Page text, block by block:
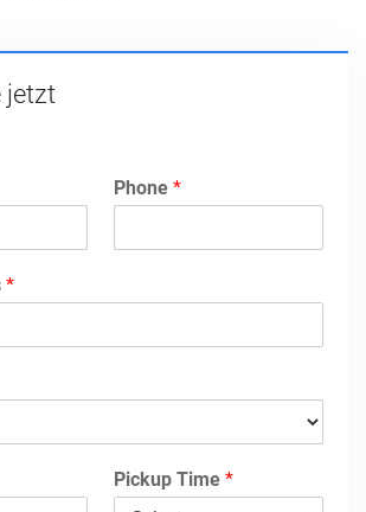
jetzt
Phone *
*
Pickup Time *